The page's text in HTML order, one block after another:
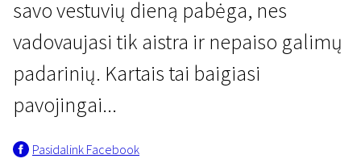
savo vestuvių dieną pabėga, nes
vadovaujasi tik aistra ir nepaiso galimų
padarinių. Kartais tai baigiasi
pavojingai...
Pasidalink Facebook